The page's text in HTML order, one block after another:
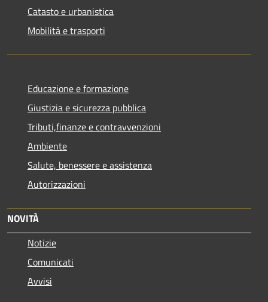
Catasto e urbanistica
Mobilità e trasporti
Educazione e formazione
Giustizia e sicurezza pubblica
Tributi,finanze e contravvenzioni
Ambiente
Salute, benessere e assistenza
Autorizzazioni
NOVITÀ
Notizie
Comunicati
Avvisi